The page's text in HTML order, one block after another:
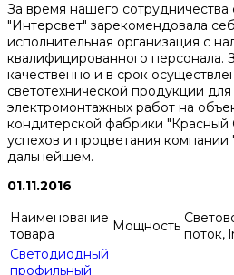
За время нашего сотрудничества
"Интерсвет" зарекомендовала
исполнительная организация с
квалифицированного персонала.
качественно и в срок
светотехнической продукции
электромонтажных работ на
кондитерской фабрики
успехов и процветания компании
дальнейшем.
01.11.2016
Наименование
товара
Мощность поток,
Светодиодный
профильный